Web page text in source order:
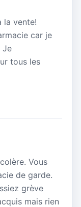
la vente!
car je
Je
tous les
Vous
de garde.
grève
mais rien